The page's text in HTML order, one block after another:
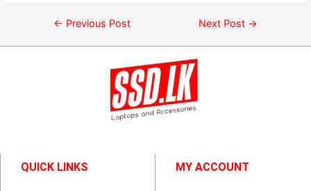
← Previous Post Next Post →
QUICK LINKS MY ACCOUNT